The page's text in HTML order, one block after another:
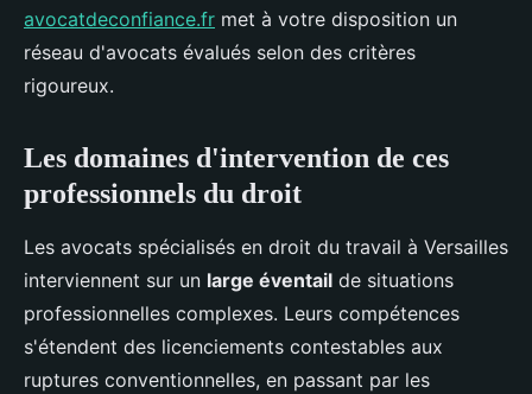
avocatdeconfiance.fr met à votre disposition un
réseau d'avocats évalués selon des critères
rigoureux.
Les domaines d'intervention de ces
professionnels du droit
Les avocats spécialisés en droit du travail à Versailles
interviennent sur un large éventail de situations
professionnelles complexes. Leurs compétences
s'étendent des licenciements contestables aux
ruptures conventionnelles, en passant par les